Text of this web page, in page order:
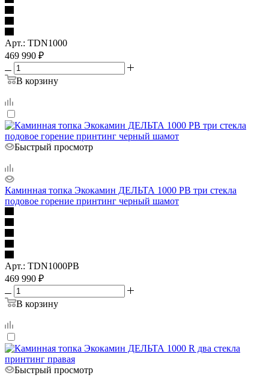
Арт.: TDN1000
469 990 ₽
В корзину
Быстрый просмотр
Каминная топка Экокамин ДЕЛЬТА 1000 PВ три стекла
подовое горение принтинг черный шамот
Арт.: TDN1000PB
469 990 ₽
В корзину
Быстрый просмотр